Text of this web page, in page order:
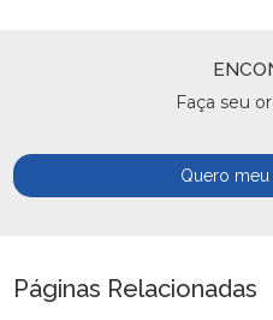
Faça seu
Quero
Páginas Relacionadas